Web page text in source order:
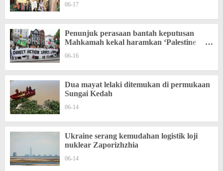
06-17
Penunjuk perasaan bantah keputusan
Mahkamah kekal haramkan ‘Palestine
06-16
Dua mayat lelaki ditemukan di permukaan
Sungai Kedah
06-14
Ukraine serang kemudahan logistik loji
nuklear Zaporizhzhia
06-14